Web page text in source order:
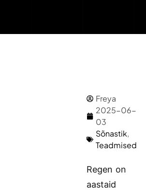
Freya
2025-06-
03
Sõnastik,
Teadmised
Regen on
aastaid